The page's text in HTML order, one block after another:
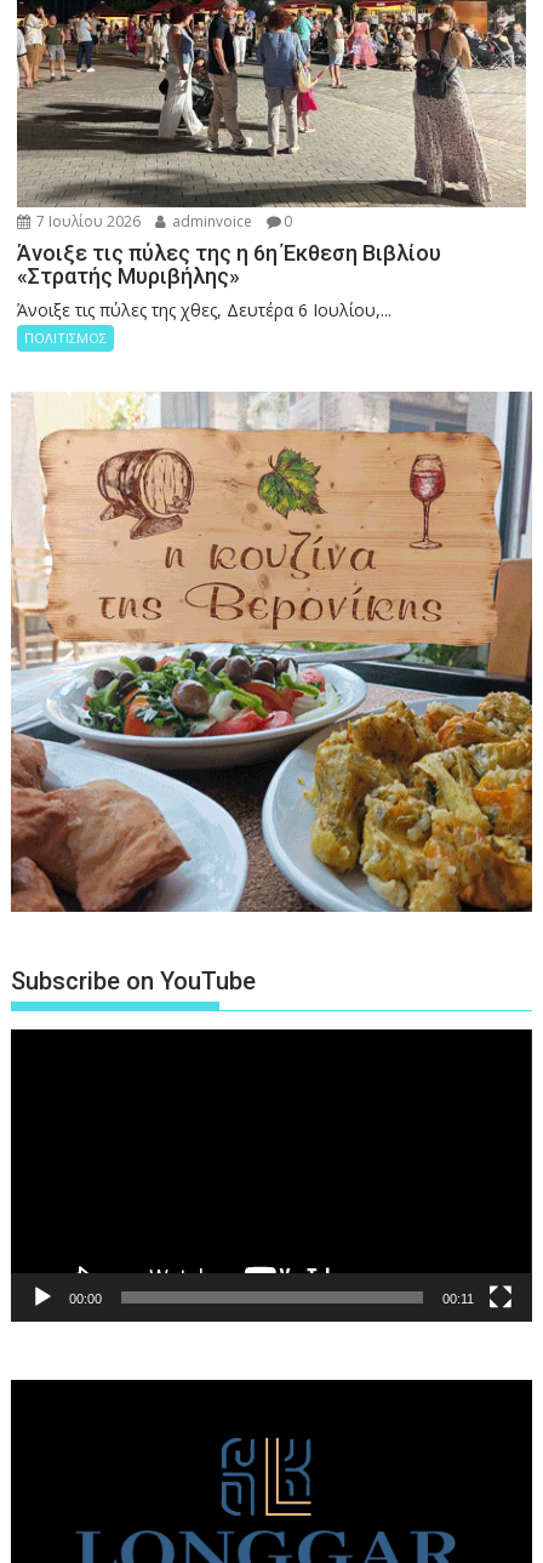
7 Ιουλίου 2026 adminvoice 0
Άνοιξε τις πύλες της η 6η Έκθεση Βιβλίου
«Στρατής Μυριβήλης»
Άνοιξε τις πύλες της χθες, Δευτέρα 6 Ιουλίου,...
ΠΟΛΙΤΙΣΜΟΣ
Subscribe on YouTube
00:00 00:11